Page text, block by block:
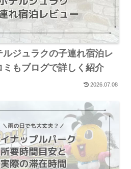
ルジュラクの子連れ宿泊レ
ミもブログで詳しく紹介
2026.07.08